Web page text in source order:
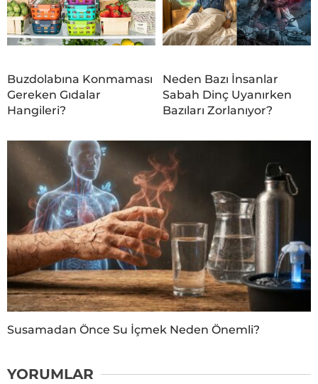
Buzdolabına Konmaması
Gereken Gıdalar
Hangileri?
Neden Bazı İnsanlar
Sabah Dinç Uyanırken
Bazıları Zorlanıyor?
Susamadan Önce Su İçmek Neden Önemli?
YORUMLAR